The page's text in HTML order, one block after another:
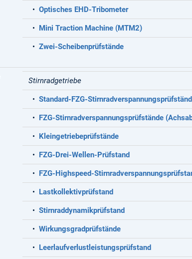
• Optisches EHD-Tribometer
• Mini Traction Machine (MTM2)
• Zwei-Scheibenprüfstände
Stirnradgetriebe
• Standard-FZG-
• FZG-Stirnradverspannungsprüfstände
• Kleingetriebeprüfstände
• FZG-Drei-Wellen-Prüfstand
• FZG-Highspeed-
• Lastkollektivprüfstand
• Stirnraddynamikprüfstand
• Wirkungsgradprüfstände
• Leerlaufverlustleistungsprüfstand